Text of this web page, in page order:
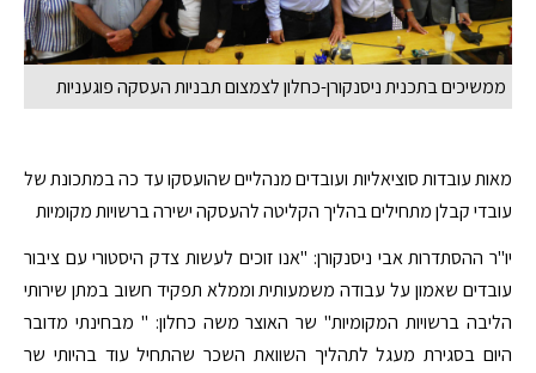
ממשיכים בתכנית ניסנקורן-כחלון לצמצום תבניות העסקה פוגעניות
מאות עובדות סוציאליות ועובדים מנהליים שהועסקו עד כה במתכונת של
עובדי קבלן מתחילים בהליך הקליטה להעסקה ישירה ברשויות מקומיות
יו"ר ההסתדרות אבי ניסנקורן: "אנו זוכים לעשות צדק היסטורי עם ציבור
עובדים שאמון על עבודה משמעותית וממלא תפקיד חשוב במתן שירותי
הליבה ברשויות המקומיות" שר האוצר משה כחלון: " מבחינתי מדובר
היום בסגירת מעגל לתהליך השוואת השכר שהתחיל עוד בהיותי שר